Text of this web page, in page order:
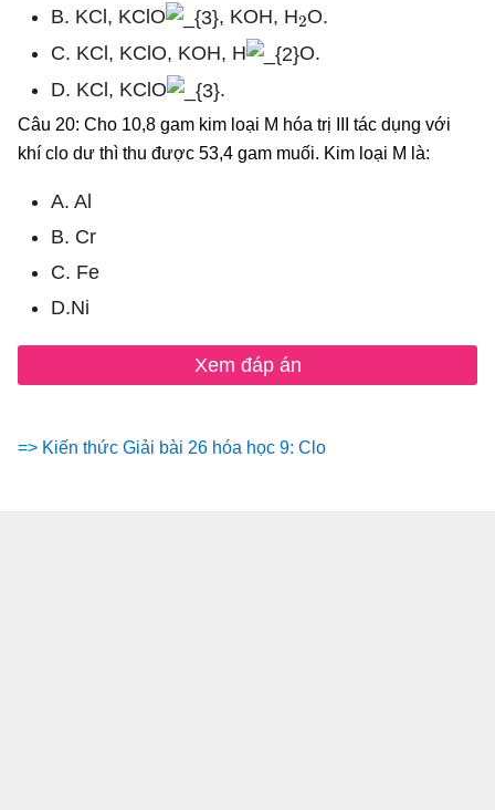
B. KCl, KClO
, KOH, H O.
C. KCl, KClO, KOH, H
O.
D. KCl, KClO
.
Câu 20: Cho 10,8 gam kim loại M hóa trị III tác dụng với
khí clo dư thì thu được 53,4 gam muối. Kim loại M là:
A. Al
B. Cr
C. Fe
D.Ni
Xem đáp án
=> Kiến thức Giải bài 26 hóa học 9: Clo